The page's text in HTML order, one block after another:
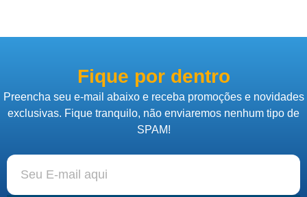
Fique por dentro
Preencha seu e-mail abaixo e receba promoções e novidades
exclusivas. Fique tranquilo, não enviaremos nenhum tipo de
SPAM!